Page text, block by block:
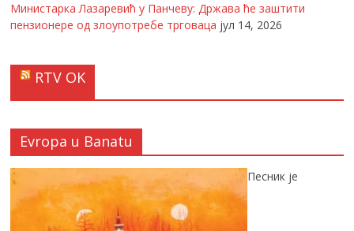
Министарка Лазаревић у Панчеву: Држава ће заштити
пензионере од злоупотребе трговаца јул 14, 2026
RTV OK
Evropa u Banatu
Песник је